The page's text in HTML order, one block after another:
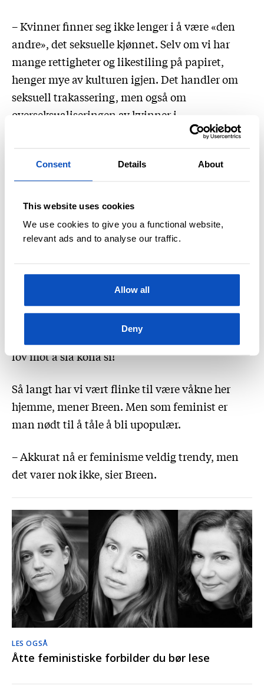
Consent Details About
This website uses cookies
We use cookies to give you a functional website,
relevant ads and to analyse our traffic.
Allow all
Deny
– Kvinner finner seg ikke lenger i å være «den
andre», det seksuelle kjønnet. Selv om vi har
mange rettigheter og likestiling på papiret,
henger mye av kulturen igjen. Det handler om
seksuell trakassering, men også om
overseksualiseringen av kvinner i
populærkulturen og samfunnet generelt.
Hvorfor er våre kropper seksuelle, der menns er
nøytrale? sier Breen.
Alle de foregående bølgene har hatt en
«backlash». Er den uungåelig også for bølgen vi
er inne i nå?
–Ja, det tror jeg. Men så lenge man er våken,
trenger det ikke være så farlig. Begynner man
derimot å sove i timen, mister man plutselig
tok de bort abortretten, i Russland fjerna de en
lov mot å slå kona si!
Så langt har vi vært flinke til være våkne her
hjemme, mener Breen. Men som feminist er
man nødt til å tåle å bli upopulær.
– Akkurat nå er feminisme veldig trendy, men
det varer nok ikke, sier Breen.
LES OGSÅ
Åtte feministiske forbilder du bør lese